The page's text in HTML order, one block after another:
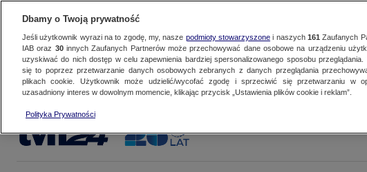
Dbamy o Twoją prywatność
Jeśli użytkownik wyrazi na to zgodę, my, nasze podmioty stowarzyszonei naszych 161 Zaufanych
IAB oraz 30innych Zaufanych Partnerów może przechowywać dane osobowe na urządzeniu
uzyskiwać do nich dostęp w celu zapewnienia bardziej spersonalizowanego sposobu przeglądania.
się to poprzez przetwarzanie danych osobowych zebranych z danych przeglądania
plikach cookie. Użytkownik może udzielić/wycofać zgodę i sprzeciwić się przetwarzaniu w
uzasadniony interes w dowolnym momencie, klikając przycisk „Ustawienia plików cookie i reklam”.
Polityka Prywatności